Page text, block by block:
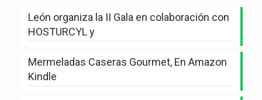
León organiza la II Gala en colaboración con
HOSTURCYL y
Mermeladas Caseras Gourmet, En Amazon
Kindle